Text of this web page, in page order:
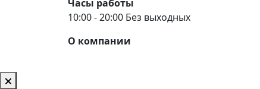
Часы работы
10:00 - 20:00 Без выходных
О компании